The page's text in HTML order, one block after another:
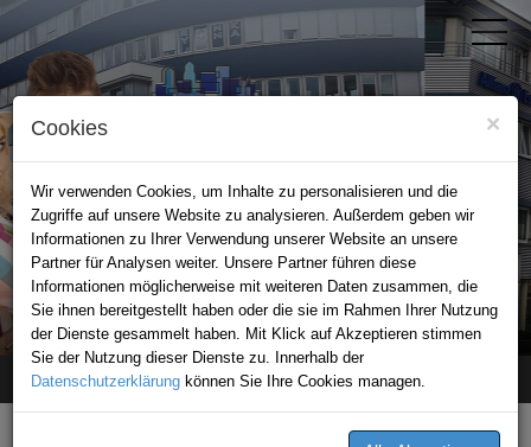
×
Cookies
Wir verwenden Cookies, um Inhalte zu personalisieren und die
Zugriffe auf unsere Website zu analysieren. Außerdem geben wir
Informationen zu Ihrer Verwendung unserer Website an unsere
Partner für Analysen weiter. Unsere Partner führen diese
Informationen möglicherweise mit weiteren Daten zusammen, die
Sie ihnen bereitgestellt haben oder die sie im Rahmen Ihrer Nutzung
der Dienste gesammelt haben. Mit Klick auf Akzeptieren stimmen
Sie der Nutzung dieser Dienste zu. Innerhalb der
Datenschutzerklärung können Sie Ihre Cookies managen.
STADTPORTAL BAD FRIEDRICHSHALL
Home stellenangebot